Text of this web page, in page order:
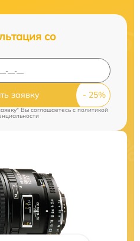
со
заявку
Вы соглашаетесь cполитикой